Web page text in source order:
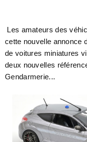
Les amateurs des
cette nouvelle annonce
de voitures miniatures
deux nouvelles
Gendarmerie...